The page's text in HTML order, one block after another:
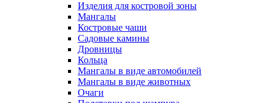
Изделия для костровой зоны
Мангалы
Костровые чаши
Садовые камины
Дровницы
Кольца
Мангалы в виде автомобилей
Мангалы в виде животных
Очаги